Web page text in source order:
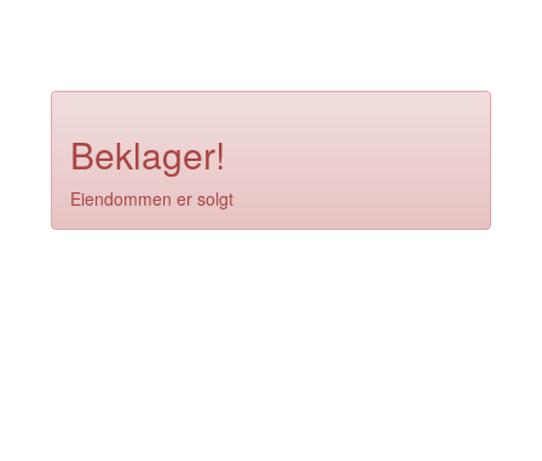
Beklager!
Eiendommen er solgt